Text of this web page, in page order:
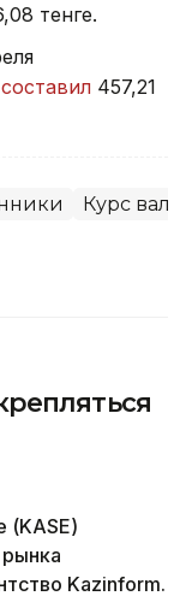
тенге.
составил 457,21
Курс
(KASE)
Kazinform.